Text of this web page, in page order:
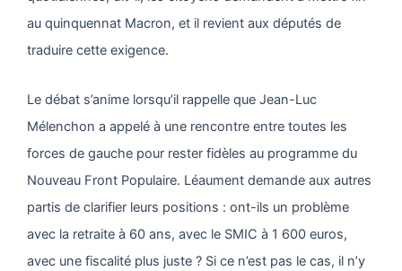
au quinquennat Macron, et il revient aux députés de
traduire cette exigence.
Le débat s’anime lorsqu’il rappelle que Jean-Luc
Mélenchon a appelé à une rencontre entre toutes les
forces de gauche pour rester fidèles au programme du
Nouveau Front Populaire. Léaument demande aux autres
partis de clarifier leurs positions : ont-ils un problème
avec la retraite à 60 ans, avec le SMIC à 1 600 euros,
avec une fiscalité plus juste ? Si ce n’est pas le cas, il n’y